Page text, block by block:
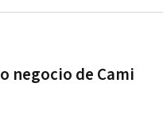
negocio de Cami